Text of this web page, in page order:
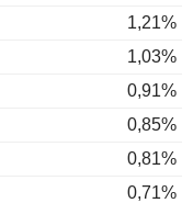
1,21%
1,03%
0,91%
0,85%
0,81%
0,71%